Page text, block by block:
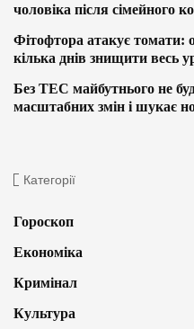
чоловіка після сімейного
Фітофтора атакує томати:
кілька днів знищити весь
Без ТЕС майбутнього не
масштабних змін і шукає
Категорії
Гороскоп
Економіка
Кримінал
Культура